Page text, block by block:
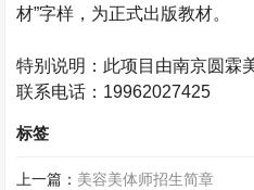
材”字样，为正式出版教材。
特别说明：此项目由南京圆霖
联系电话： 19962027425
标签
上一篇： 美容美体师招生简章